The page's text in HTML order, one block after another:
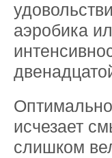
аэробика
исчезает
слишком